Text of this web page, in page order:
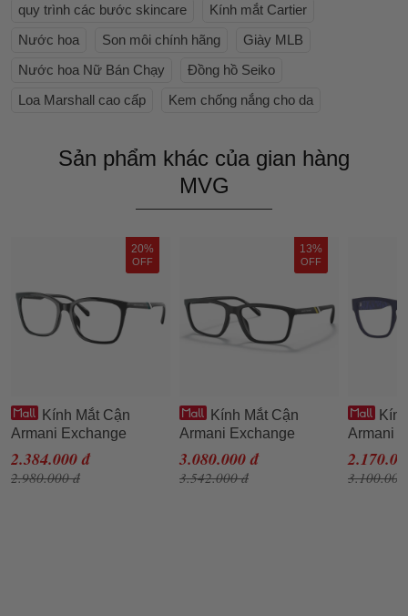
quy trình các bước skincare
Kính mắt Cartier
Nước hoa
Son môi chính hãng
Giày MLB
Nước hoa Nữ Bán Chạy
Đồng hồ Seiko
Loa Marshall cao cấp
Kem chống nắng cho da
Sản phẩm khác của gian hàng
MVG
20%
OFF
Kính Mắt Cận
Armani Exchange
0AX3088U_815854.B
54 Màu Đen
2.384.000 đ
2.980.000 đ
13%
OFF
Kính Mắt Cận
Armani Exchange
0AX3089U_807855.B
Màu Đen
3.080.000 đ
3.542.000 đ
Armani
Màu